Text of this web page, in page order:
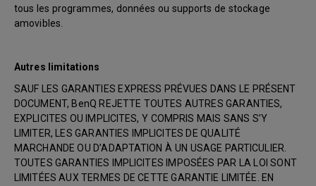
tous les programmes, données ou supports de stockage
amovibles.
Autres limitations
SAUF LES GARANTIES EXPRESS PRÉVUES DANS LE PRÉSENT
DOCUMENT, BenQ REJETTE TOUTES AUTRES GARANTIES,
EXPLICITES OU IMPLICITES, Y COMPRIS MAIS SANS S’Y
LIMITER, LES GARANTIES IMPLICITES DE QUALITÉ
MARCHANDE OU D’ADAPTATION À UN USAGE PARTICULIER.
TOUTES GARANTIES IMPLICITES IMPOSÉES PAR LA LOI SONT
LIMITÉES AUX TERMES DE CETTE GARANTIE LIMITÉE. EN